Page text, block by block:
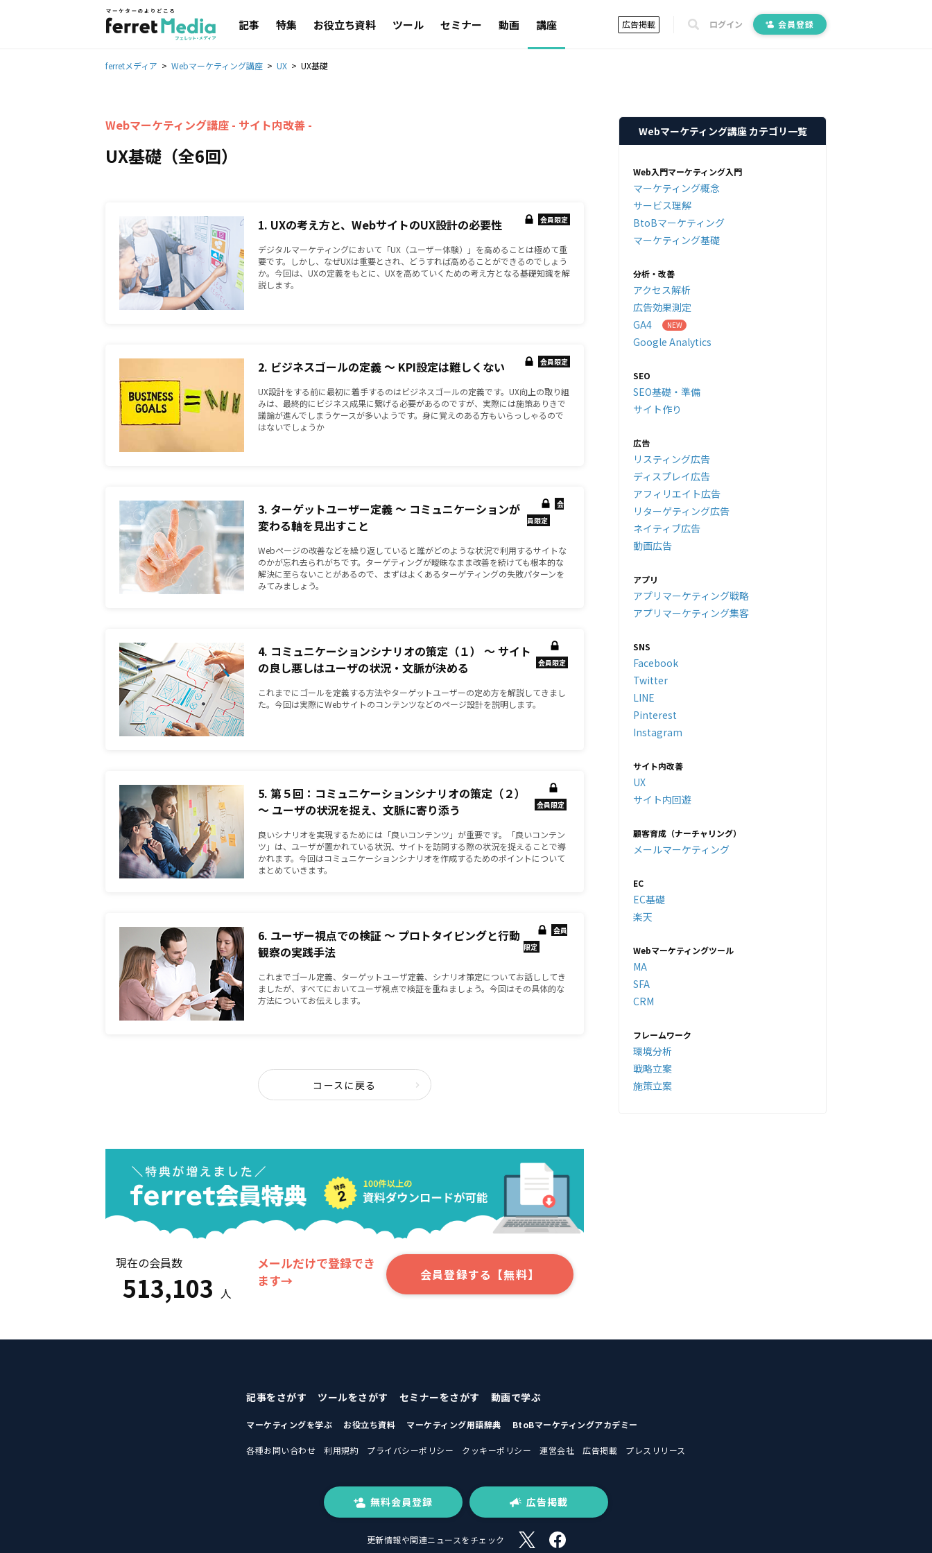
記事 特集 お役立ち資料 ツール セミナー 動画 講座 広告掲載 ログイン 会員登録
ferretメディア Webマーケティング講座 UX UX基礎
Webマーケティング講座 - サイト内改善 -
UX基礎（全6回）
1. UXの考え方と、WebサイトのUX設計の必要性 会員限定
デジタルマーケティングにおいて「UX（ユーザー体験）」を高めることは極めて重
要です。しかし、なぜUXは重要とされ、どうすれば高めることができるのでしょう
か。今回は、UXの定義をもとに、UXを高めていくための考え方となる基礎知識を解
説します。
2. ビジネスゴールの定義 ～ KPI設定は難しくない 会員限定
UX設計をする前に最初に着手するのはビジネスゴールの定義です。UX向上の取り組
みは、最終的にビジネス成果に繋げる必要があるのですが、実際には施策ありきで
議論が進んでしまうケースが多いようです。身に覚えのある方もいらっしゃるので
はないでしょうか
3. ターゲットユーザー定義 ～ コミュニケーションが
変わる軸を見出すこと
会
員限定
Webページの改善などを繰り返していると誰がどのような状況で利用するサイトな
のかが忘れ去られがちです。ターゲティングが曖昧なまま改善を続けても根本的な
解決に至らないことがあるので、まずはよくあるターゲティングの失敗パターンを
みてみましょう。
4. コミュニケーションシナリオの策定（１） ～ サイト
の良し悪しはユーザの状況・文脈が決める
会員限定
これまでにゴールを定義する方法やターゲットユーザーの定め方を解説してきまし
た。今回は実際にWebサイトのコンテンツなどのページ設計を説明します。
5. 第５回：コミュニケーションシナリオの策定（２）
～ ユーザの状況を捉え、文脈に寄り添う
会員限定
良いシナリオを実現するためには「良いコンテンツ」が重要です。「良いコンテン
ツ」は、ユーザが置かれている状況、サイトを訪問する際の状況を捉えることで導
かれます。今回はコミュニケーションシナリオを作成するためのポイントについて
まとめていきます。
6. ユーザー視点での検証 ～ プロトタイピングと行動
観察の実践手法
会員
限定
これまでゴール定義、ターゲットユーザ定義、シナリオ策定についてお話ししてき
ましたが、すべてにおいてユーザ視点で検証を重ねましょう。今回はその具体的な
方法についてお伝えします。
コースに戻る
現在の会員数
513,103 人
メールだけで登録でき
ます→
会員登録する【無料】
Webマーケティング講座 カテゴリ一覧
Web入門マーケティング入門
マーケティング概念
サービス理解
BtoBマーケティング
マーケティング基礎
分析・改善
アクセス解析
広告効果測定
GA4
Google Analytics
SEO
SEO基礎・準備
サイト作り
広告
リスティング広告
ディスプレイ広告
アフィリエイト広告
リターゲティング広告
ネイティブ広告
動画広告
アプリ
アプリマーケティング戦略
アプリマーケティング集客
SNS
Facebook
Twitter
LINE
Pinterest
Instagram
サイト内改善
UX
サイト内回遊
顧客育成（ナーチャリング）
メールマーケティング
EC
EC基礎
楽天
Webマーケティングツール
MA
SFA
CRM
フレームワーク
環境分析
戦略立案
施策立案
記事をさがす ツールをさがす セミナーをさがす 動画で学ぶ
マーケティングを学ぶ お役立ち資料 マーケティング用語辞典 BtoBマーケティングアカデミー
各種お問い合わせ 利用規約 プライバシーポリシー クッキーポリシー 運営会社 広告掲載 プレスリリース
無料会員登録 広告掲載
更新情報や関連ニュースをチェック